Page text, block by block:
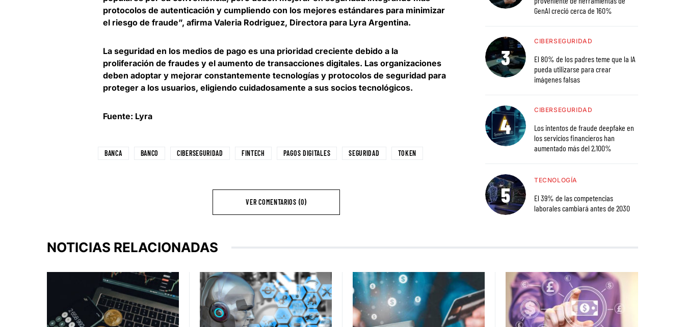
protocolos de autenticación y cumpliendo con los mejores estándares para minimizar
el riesgo de fraude​”, afirma Valeria Rodriguez, Directora para Lyra Argentina.
La seguridad en los medios de pago es una prioridad creciente debido a la
proliferación de fraudes y el aumento de transacciones digitales. Las organizaciones
deben adoptar y mejorar constantemente tecnologías y protocolos de seguridad para
proteger a los usuarios, eligiendo cuidadosamente a sus socios tecnológicos.
Fuente: Lyra
BANCA BANCO CIBERSEGURIDAD FINTECH PAGOS DIGITALES SEGURIDAD TOKEN
VER COMENTARIOS (0)
GenAI creció cerca de 160%
CIBERSEGURIDAD
El 80% de los padres teme que la IA
pueda utilizarse para crear
imágenes falsas
CIBERSEGURIDAD
Los intentos de fraude deepfake en
los servicios financieros han
aumentado más del 2,100%
TECNOLOGÍA
El 39% de las competencias
laborales cambiará antes de 2030
NOTICIAS RELACIONADAS